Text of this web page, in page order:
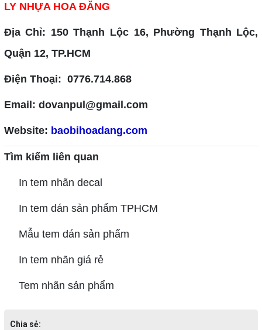
LY NHỰA HOA ĐĂNG
Địa Chỉ: 150 Thạnh Lộc 16, Phường Thạnh Lộc,
Quận 12, TP.HCM
Điện Thoại: 0776.714.868
Email: dovanpul@gmail.com
Website: baobihoadang.com
Tìm kiếm liên quan
In tem nhãn decal
In tem dán sản phẩm TPHCM
Mẫu tem dán sản phẩm
In tem nhãn giá rẻ
Tem nhãn sản phẩm
Chia sẻ: